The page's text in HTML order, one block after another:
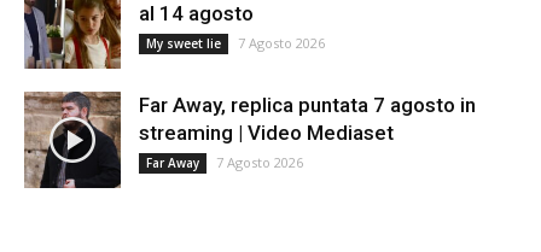
al 14 agosto
My sweet lie 7 Agosto 2026
Far Away, replica puntata 7 agosto in
streaming | Video Mediaset
Far Away 7 Agosto 2026